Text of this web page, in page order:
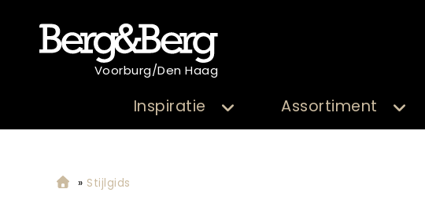
Voorburg/Den Haag
Inspiratie Assortiment
» Stijlgids